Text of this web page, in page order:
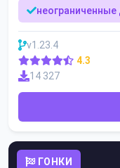
неограниченные
v1.23.4
4.3
14 327
ГОНКИ